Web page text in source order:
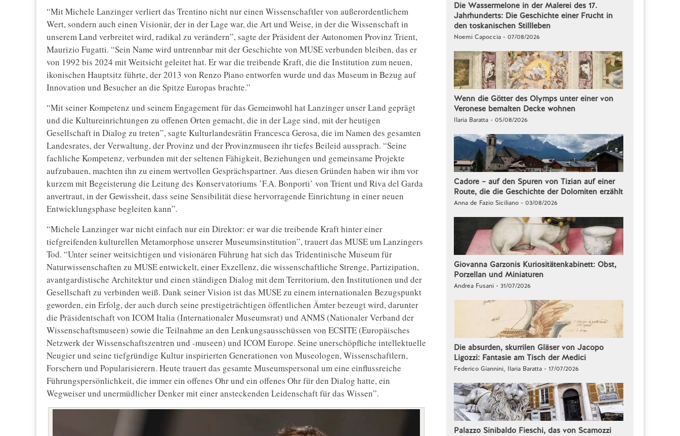
“Mit Michele Lanzinger verliert das Trentino nicht nur einen Wissenschaftler von außerordentlichem
Wert, sondern auch einen Visionär, der in der Lage war, die Art und Weise, in der die Wissenschaft in
unserem Land verbreitet wird, radikal zu verändern”, sagte der Präsident der Autonomen Provinz Trient,
Maurizio Fugatti. “Sein Name wird untrennbar mit der Geschichte von MUSE verbunden bleiben, das er
von 1992 bis 2024 mit Weitsicht geleitet hat. Er war die treibende Kraft, die die Institution zum neuen,
ikonischen Hauptsitz führte, der 2013 von Renzo Piano entworfen wurde und das Museum in Bezug auf
Innovation und Besucher an die Spitze Europas brachte.”
“Mit seiner Kompetenz und seinem Engagement für das Gemeinwohl hat Lanzinger unser Land geprägt
und die Kultureinrichtungen zu offenen Orten gemacht, die in der Lage sind, mit der heutigen
Gesellschaft in Dialog zu treten”, sagte Kulturlandesrätin Francesca Gerosa, die im Namen des gesamten
Landesrates, der Verwaltung, der Provinz und der Provinzmuseen ihr tiefes Beileid aussprach. “Seine
fachliche Kompetenz, verbunden mit der seltenen Fähigkeit, Beziehungen und gemeinsame Projekte
aufzubauen, machten ihn zu einem wertvollen Gesprächspartner. Aus diesen Gründen haben wir ihm vor
kurzem mit Begeisterung die Leitung des Konservatoriums ’F.A. Bonporti’ von Trient und Riva del Garda
anvertraut, in der Gewissheit, dass seine Sensibilität diese hervorragende Einrichtung in einer neuen
Entwicklungsphase begleiten kann”.
“Michele Lanzinger war nicht einfach nur ein Direktor: er war die treibende Kraft hinter einer
tiefgreifenden kulturellen Metamorphose unserer Museumsinstitution”, trauert das MUSE um Lanzingers
Tod. “Unter seiner weitsichtigen und visionären Führung hat sich das Tridentinische Museum für
Naturwissenschaften zu MUSE entwickelt, einer Exzellenz, die wissenschaftliche Strenge, Partizipation,
avantgardistische Architektur und einen ständigen Dialog mit dem Territorium, den Institutionen und der
Gesellschaft zu verbinden weiß. Dank seiner Vision ist das MUSE zu einem internationalen Bezugspunkt
geworden, ein Erfolg, der auch durch seine prestigeträchtigen öffentlichen Ämter bezeugt wird, darunter
die Präsidentschaft von ICOM Italia (Internationaler Museumsrat) und ANMS (Nationaler Verband der
Wissenschaftsmuseen) sowie die Teilnahme an den Lenkungsausschüssen von ECSITE (Europäisches
Netzwerk der Wissenschaftszentren und -museen) und ICOM Europe. Seine unerschöpfliche intellektuelle
Neugier und seine tiefgründige Kultur inspirierten Generationen von Museologen, Wissenschaftlern,
Forschern und Popularisierern. Heute trauert das gesamte Museumspersonal um eine einflussreiche
Führungspersönlichkeit, die immer ein offenes Ohr und ein offenes Ohr für den Dialog hatte, ein
Wegweiser und unermüdlicher Denker mit einer ansteckenden Leidenschaft für das Wissen”.
Die Wassermelone in der Malerei des 17.
Jahrhunderts: Die Geschichte einer Frucht in
den toskanischen Stillleben
Noemi Capoccia - 07/08/2026
Wenn die Götter des Olymps unter einer von
Veronese bemalten Decke wohnen
Ilaria Baratta - 05/08/2026
Cadore – auf den Spuren von Tizian auf einer
Route, die die Geschichte der Dolomiten erzählt
Anna de Fazio Siciliano - 03/08/2026
Giovanna Garzonis Kuriositätenkabinett: Obst,
Porzellan und Miniaturen
Andrea Fusani - 31/07/2026
Die absurden, skurrilen Gläser von Jacopo
Ligozzi: Fantasie am Tisch der Medici
Federico Giannini, Ilaria Baratta - 17/07/2026
Palazzo Sinibaldo Fieschi, das von Scamozzi